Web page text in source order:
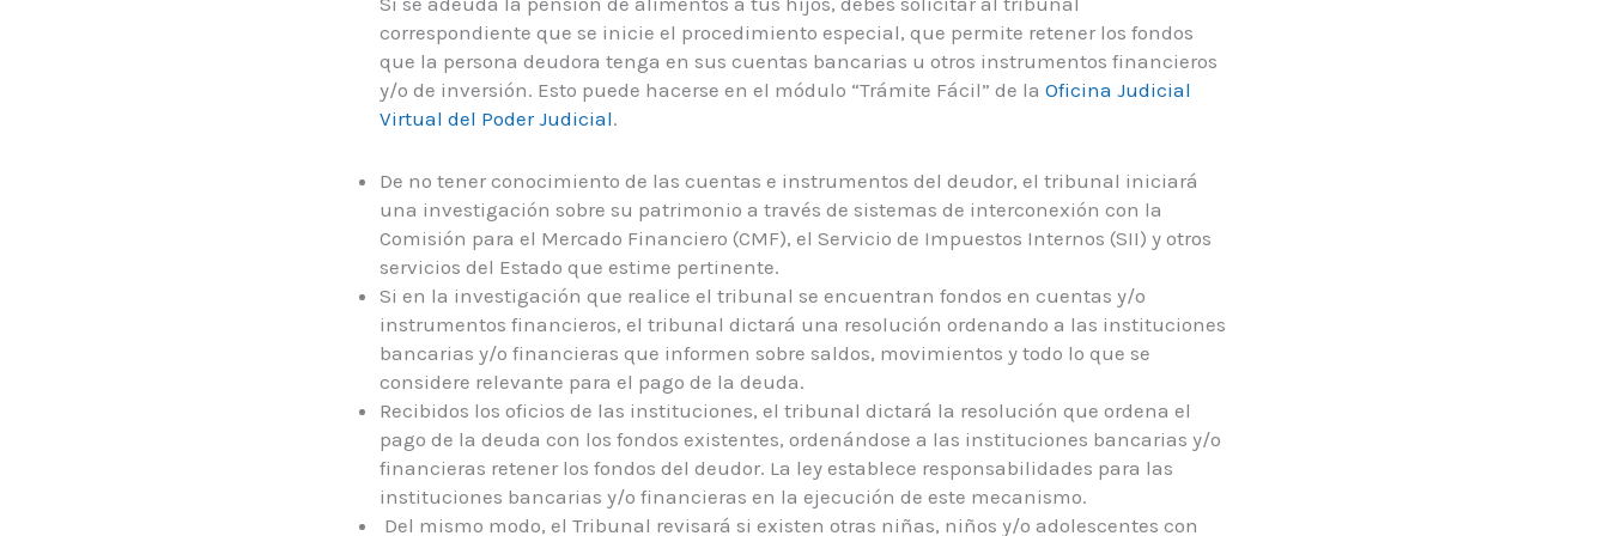
correspondiente que se inicie el procedimiento especial, que permite retener los fondos
que la persona deudora tenga en sus cuentas bancarias u otros instrumentos financieros
y/o de inversión. Esto puede hacerse en el módulo “Trámite Fácil” de la Oficina Judicial
Virtual del Poder Judicial.
De no tener conocimiento de las cuentas e instrumentos del deudor, el tribunal iniciará
una investigación sobre su patrimonio a través de sistemas de interconexión con la
Comisión para el Mercado Financiero (CMF), el Servicio de Impuestos Internos (SII) y otros
servicios del Estado que estime pertinente.
Si en la investigación que realice el tribunal se encuentran fondos en cuentas y/o
instrumentos financieros, el tribunal dictará una resolución ordenando a las instituciones
bancarias y/o financieras que informen sobre saldos, movimientos y todo lo que se
considere relevante para el pago de la deuda.
Recibidos los oficios de las instituciones, el tribunal dictará la resolución que ordena el
pago de la deuda con los fondos existentes, ordenándose a las instituciones bancarias y/o
financieras retener los fondos del deudor. La ley establece responsabilidades para las
instituciones bancarias y/o financieras en la ejecución de este mecanismo.
Del mismo modo, el Tribunal revisará si existen otras niñas, niños y/o adolescentes con